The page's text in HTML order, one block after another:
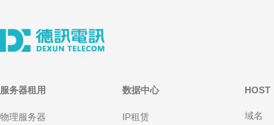
服务器租用
物理服务器
数据中心
IP租赁
HOST
域名